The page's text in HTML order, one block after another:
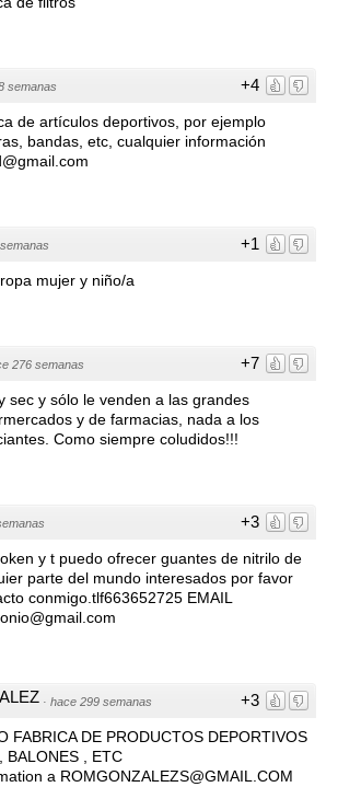
+4
semanas
de artículos deportivos, por ejemplo
bandas, etc, cualquier información
+1
mujer y niño/a
+7
276 semanas
sec y sólo le venden a las grandes
y de farmacias, nada a los
Como siempre coludidos!!!
+3
y t puedo ofrecer guantes de nitrilo de
parte del mundo interesados por favor
conmigo.tlf663652725 EMAIL
+3
· hace 299 semanas
FABRICA DE PRODUCTOS DEPORTIVOS
BALONES , ETC
a ROMGONZALEZS@GMAIL.COM